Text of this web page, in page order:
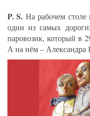
P. S. На рабочем
один из самых
паровозик, который в
А на нём – Александра